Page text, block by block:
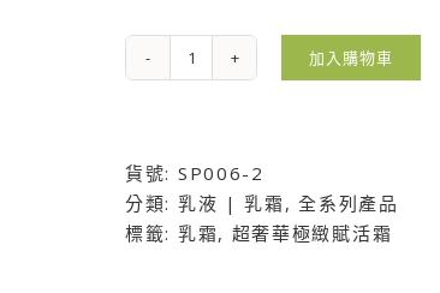
超
緻
賦
活
加入購物車
貨號: SP006-2
分類: 乳液 | 乳霜 ,全系列產品
標籤: 乳霜, 超奢華極緻賦活霜